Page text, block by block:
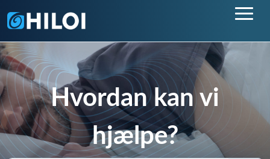
Hvordan kan vi
hjælpe?